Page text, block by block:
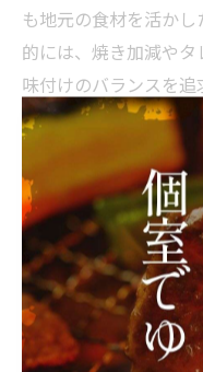
も地元の食材を活か
的には、焼き加減や
味付けのバランスを
が、地域ごとの焼肉の
焼肉で楽しむ地元な
焼肉をさらに楽しむた
を取り入れることが
市では、地元産の野
み合わせて提供され
な香りは肉の脂をさっ